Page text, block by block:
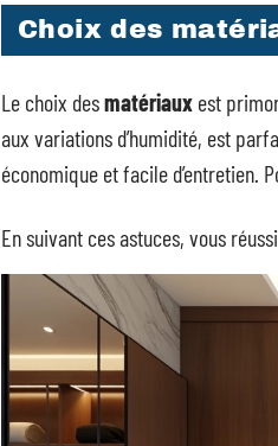
Choix des
Le choix desmatériaux est
aux variations d’humidité, est
économique et facile d’entretien.
En suivant ces astuces, vous